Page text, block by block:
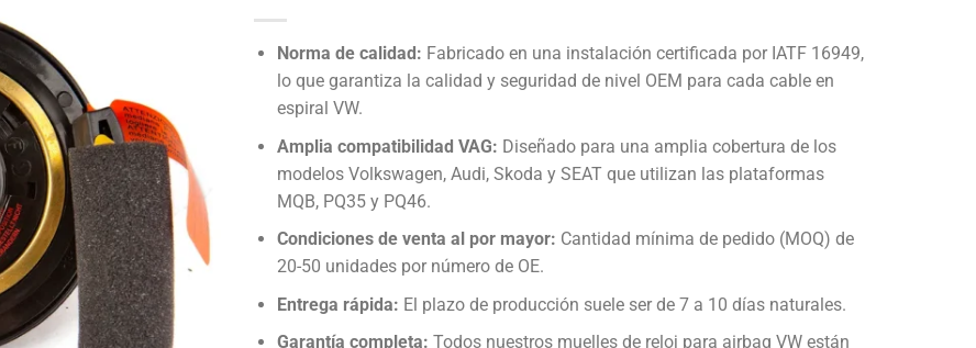
Norma de calidad: Fabricado en una instalación certificada por IATF 16949,
lo que garantiza la calidad y seguridad de nivel OEM para cada cable en
espiral VW.
Amplia compatibilidad VAG: Diseñado para una amplia cobertura de los
modelos Volkswagen, Audi, Skoda y SEAT que utilizan las plataformas
MQB, PQ35 y PQ46.
Condiciones de venta al por mayor: Cantidad mínima de pedido (MOQ) de
20-50 unidades por número de OE.
Entrega rápida: El plazo de producción suele ser de 7 a 10 días naturales.
Garantía completa: Todos nuestros muelles de reloj para airbag VW están